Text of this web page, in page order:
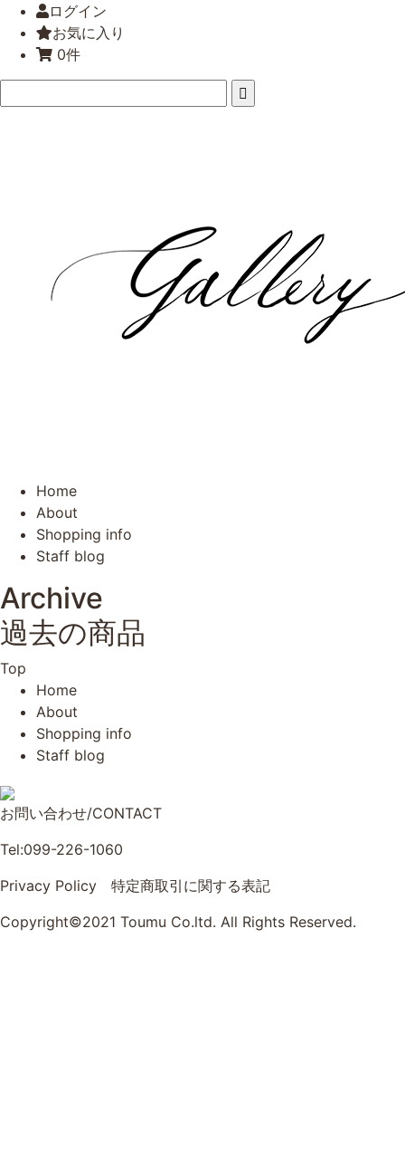
ログイン
お気に入り
0件
Home
About
Shopping info
Staff blog
Archive
過去の商品
Top
Home
About
Shopping info
Staff blog
お問い合わせ/CONTACT
Tel:099-226-1060
Privacy Policy
特定商取引に関する表記
Copyright©2021 Toumu Co.ltd. All Rights Reserved.